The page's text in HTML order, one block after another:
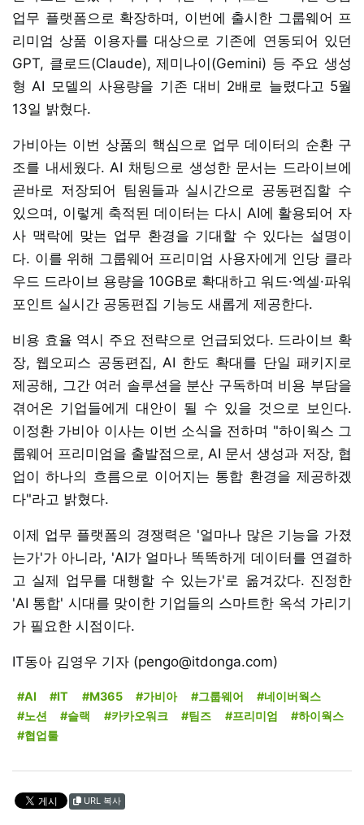
업무 플랫폼으로 확장하며, 이번에 출시한 그룹웨어 프
리미엄 상품 이용자를 대상으로 기존에 연동되어 있던
GPT, 클로드(Claude), 제미나이(Gemini) 등 주요 생성
형 AI 모델의 사용량을 기존 대비 2배로 늘렸다고 5월
13일 밝혔다.
가비아는 이번 상품의 핵심으로 업무 데이터의 순환 구
조를 내세웠다. AI 채팅으로 생성한 문서는 드라이브에
곧바로 저장되어 팀원들과 실시간으로 공동편집할 수
있으며, 이렇게 축적된 데이터는 다시 AI에 활용되어 자
사 맥락에 맞는 업무 환경을 기대할 수 있다는 설명이
다. 이를 위해 그룹웨어 프리미엄 사용자에게 인당 클라
우드 드라이브 용량을 10GB로 확대하고 워드·엑셀·파워
포인트 실시간 공동편집 기능도 새롭게 제공한다.
비용 효율 역시 주요 전략으로 언급되었다. 드라이브 확
장, 웹오피스 공동편집, AI 한도 확대를 단일 패키지로
제공해, 그간 여러 솔루션을 분산 구독하며 비용 부담을
겪어온 기업들에게 대안이 될 수 있을 것으로 보인다.
이정환 가비아 이사는 이번 소식을 전하며 "하이웍스 그
룹웨어 프리미엄을 출발점으로, AI 문서 생성과 저장, 협
업이 하나의 흐름으로 이어지는 통합 환경을 제공하겠
다"라고 밝혔다.
이제 업무 플랫폼의 경쟁력은 '얼마나 많은 기능을 가졌
는가'가 아니라, 'AI가 얼마나 똑똑하게 데이터를 연결하
고 실제 업무를 대행할 수 있는가'로 옮겨갔다. 진정한
'AI 통합' 시대를 맞이한 기업들의 스마트한 옥석 가리기
가 필요한 시점이다.
IT동아 김영우 기자 (pengo@itdonga.com)
#AI #IT #M365 #가비아 #그룹웨어
#네이버웍스
#노션
#슬랙 #카카오워크 #팀즈 #프리미엄
#하이웍스
#협업툴
URL 복사